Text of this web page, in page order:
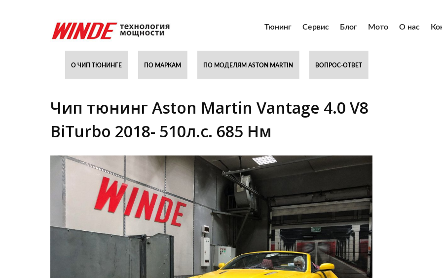
Тюнинг Сервис Блог Мото О нас
О ЧИП ТЮНИНГЕ ПО МАРКАМ ПО МОДЕЛЯМ ASTON MARTIN ВОПРОС-ОТВЕТ
Чип тюнинг Aston Martin Vantage 4.0 V8
BiTurbo 2018- 510л.с. 685 Нм